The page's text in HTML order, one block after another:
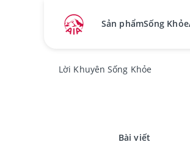
Sản phẩmSống Khỏe
Lời Khuyên Sống Khỏe
Bài viết